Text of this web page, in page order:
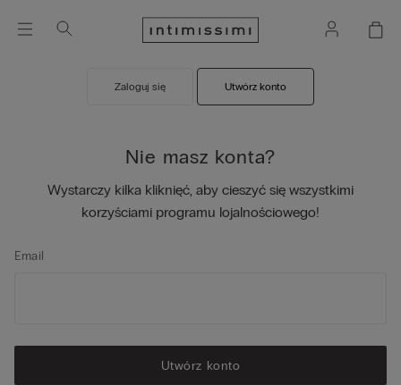
Zaloguj się Utwórz konto
Nie masz konta?
Wystarczy kilka kliknięć, aby cieszyć się wszystkimi
korzyściami programu lojalnościowego!
Email
Utwórz konto